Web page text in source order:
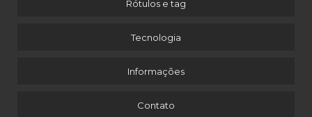
ROTULOS PERSONALIZADOS VALOR
TAGS E ETIQUETAS PERSONALIZADAS
Rótulos e tag
Tecnologia
Informações
Contato